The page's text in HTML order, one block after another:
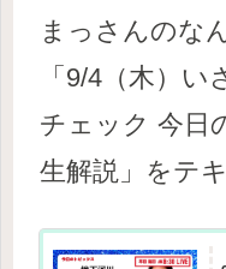
まっさんのな
「9/4（木）
チェック 今日
生解説」をテ